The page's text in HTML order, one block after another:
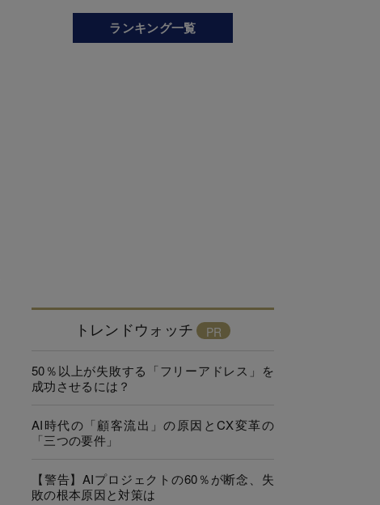
ランキング一覧
トレンドウォッチ
50％以上が失敗する「フリーアドレス」を
成功させるには？
AI時代の「顧客流出」の原因とCX変革の
「三つの要件」
【警告】AIプロジェクトの60％が断念、失
敗の根本原因と対策は